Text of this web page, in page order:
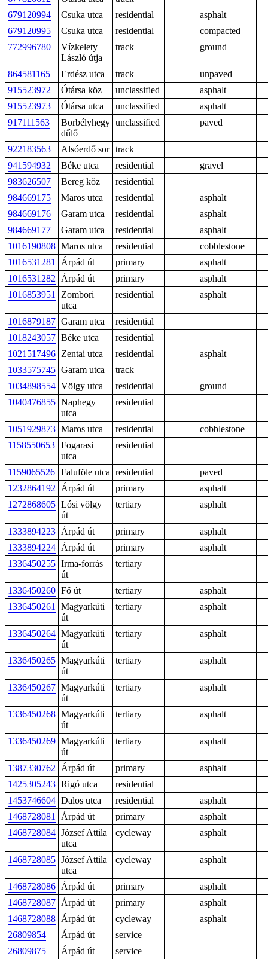
679120994
Csuka utca residential
asphalt
679120995
Csuka utca residential
compacted
772996780
Vízkelety
László útja
track ground
864581165 Erdész utca track
unpaved
915523972
Ótársa köz unclassified
asphalt
915523973
Ótársa utca unclassified
asphalt
917111563
Borbélyhegy
dűlő
unclassified paved
922183563 Alsóerdő sor track
941594932
Béke utca residential
gravel
983626507
Bereg köz
residential
984669175
Maros utca residential
asphalt
984669176
Garam utca residential
asphalt
984669177
Garam utca residential
asphalt
1016190808 Maros utca residential
cobblestone
1016531281
Árpád út primary
asphalt
1016531282
Árpád út primary
asphalt
1016853951
Zombori
utca
residential asphalt
1016879187 Garam utca
residential
1018243057 Béke utca
residential
1021517496 Zentai utca residential
asphalt
1033575745 Garam utca
track
1034898554 Völgy utca residential
ground
1040476855 Naphegy
utca
residential
1051929873 Maros utca residential
cobblestone
1158550653 Fogarasi
utca
residential
1159065526 Faluföle utca residential
paved
1232864192
Árpád út primary
asphalt
1272868605 Lósi völgy
út
tertiary asphalt
1333894223 Árpád út primary
asphalt
1333894224 Árpád út primary
asphalt
1336450255 Irma-forrás
út
tertiary
1336450260 Fő út tertiary
asphalt
1336450261
Magyarkúti
út
tertiary asphalt
1336450264 Magyarkúti
út
tertiary asphalt
1336450265 Magyarkúti
út
tertiary asphalt
1336450267 Magyarkúti
út
tertiary asphalt
1336450268 Magyarkúti
út
tertiary asphalt
1336450269 Magyarkúti
út
tertiary asphalt
1387330762 Árpád út primary
asphalt
1425305243 Rigó utca
residential
1453746604 Dalos utca residential
asphalt
1468728081
Árpád út primary
asphalt
1468728084 József Attila
utca
cycleway asphalt
1468728085 József Attila
utca
cycleway asphalt
1468728086 Árpád út primary
asphalt
1468728087 Árpád út primary
asphalt
1468728088 Árpád út cycleway
asphalt
26809854
Árpád út
service
26809875
Árpád út
service